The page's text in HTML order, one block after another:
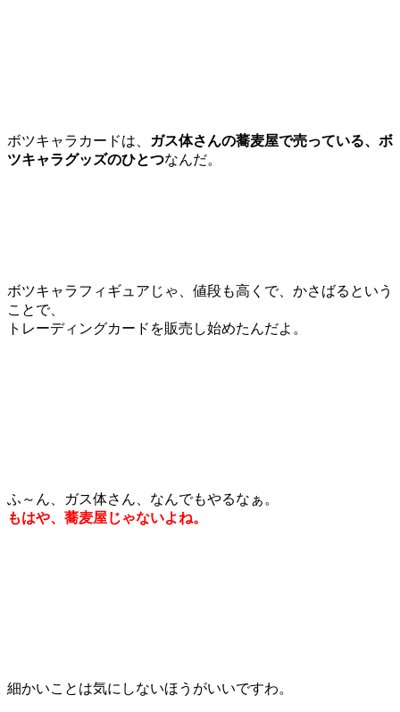
ボツキャラカードは、
ガス体さんの蕎麦屋で売っている、ボ
ツキャラグッズのひとつなんだ。
ボツキャラフィギュアじゃ、値段も高くで、かさばるという
ことで、
トレーディングカードを販売し始めたんだよ。
ふ～ん、ガス体さん、なんでもやるなぁ。
もはや、蕎麦屋じゃないよね。
細かいことは気にしないほうがいいですわ。